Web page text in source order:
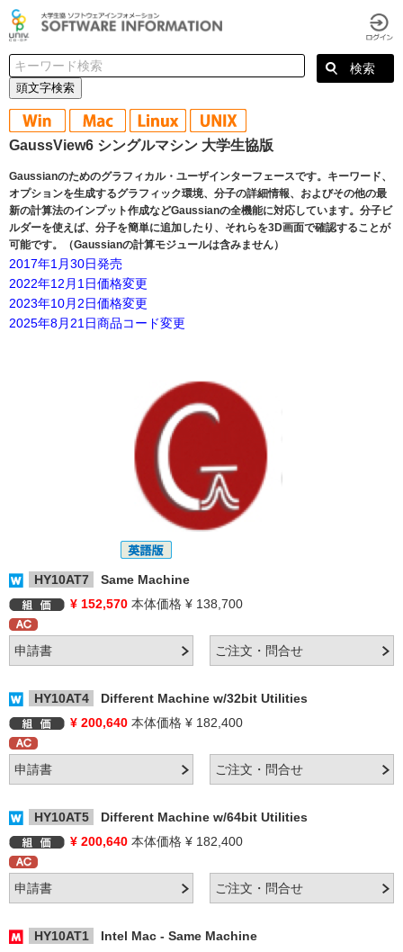
頭文字検索
GaussView6 シングルマシン 大学生協版
Gaussianのためのグラフィカル・ユーザインターフェースです。キーワード、
オプションを生成するグラフィック環境、分子の詳細情報、およびその他の最
新の計算法のインプット作成などGaussianの全機能に対応しています。分子ビ
ルダーを使えば、分子を簡単に追加したり、それらを3D画面で確認することが
可能です。（Gaussianの計算モジュールは含みません）
2017年1月30日発売
2022年12月1日価格変更
2023年10月2日価格変更
2025年8月21日商品コード変更
HY10AT7
Same Machine
¥ 152,570 本体価格 ¥ 138,700
HY10AT4
Different Machine w/32bit Utilities
¥ 200,640 本体価格 ¥ 182,400
HY10AT5
Different Machine w/64bit Utilities
¥ 200,640 本体価格 ¥ 182,400
HY10AT1
Intel Mac - Same Machine